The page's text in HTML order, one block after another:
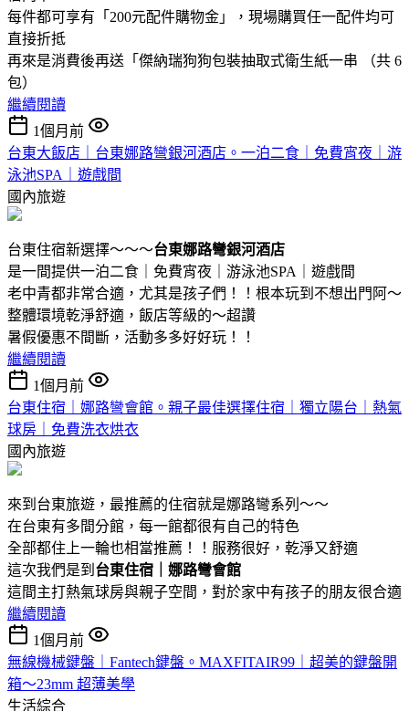
每件都可享有「200元配件購物金」，現場購買任一配件均可
直接折抵
再來是消費後再送「傑納瑞狗狗包裝抽取式衛生紙一串 （共 6
包）
繼續閱讀
1個月前
台東大飯店｜台東娜路彎銀河酒店。一泊二食｜免費宵夜｜游
泳池SPA｜遊戲間
國內旅遊
台東住宿新選擇～～～台東娜路彎銀河酒店
是一間提供一泊二食｜免費宵夜｜游泳池SPA｜遊戲間
老中青都非常合適，尤其是孩子們！！根本玩到不想出門阿～
整體環境乾淨舒適，飯店等級的～超讚
暑假優惠不間斷，活動多多好好玩！！
繼續閱讀
1個月前
台東住宿｜娜路彎會館。親子最佳選擇住宿｜獨立陽台｜熱氣
球房｜免費洗衣烘衣
國內旅遊
來到台東旅遊，最推薦的住宿就是娜路彎系列～～
在台東有多間分館，每一館都很有自己的特色
全部都住上一輪也相當推薦！！服務很好，乾淨又舒適
這次我們是到 台東住宿｜娜路彎會館
這間主打熱氣球房與親子空間，對於家中有孩子的朋友很合適
繼續閱讀
1個月前
無線機械鍵盤｜Fantech鍵盤。MAXFITAIR99｜超美的鍵盤開
箱～23mm 超薄美學
生活綜合